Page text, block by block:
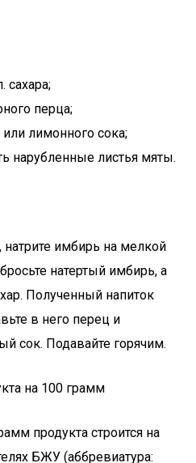
сахара;
перца;
или лимонного сока;
нарубленные листья мяты.
натрите имбирь на мелкой
натертый имбирь, а
Полученный напиток
в него перец и
сок. Подавайте горячим.
на 100 грамм
продукта строится на
БЖУ (аббревиатура: